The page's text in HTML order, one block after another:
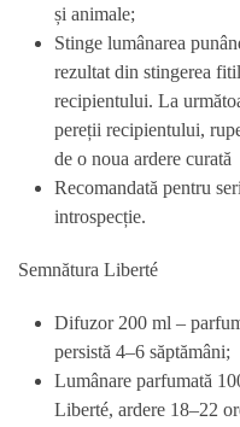
și animale;
Stinge lumânarea
rezultat din stingerea
recipientului. La
pereții recipientului,
de o noua ardere curată
Recomandată pentru
introspecție.
Semnătura Liberté
Difuzor 200 ml –
persistă 4–6 săptămâni;
Lumânare parfumată
Liberté, ardere 18–22